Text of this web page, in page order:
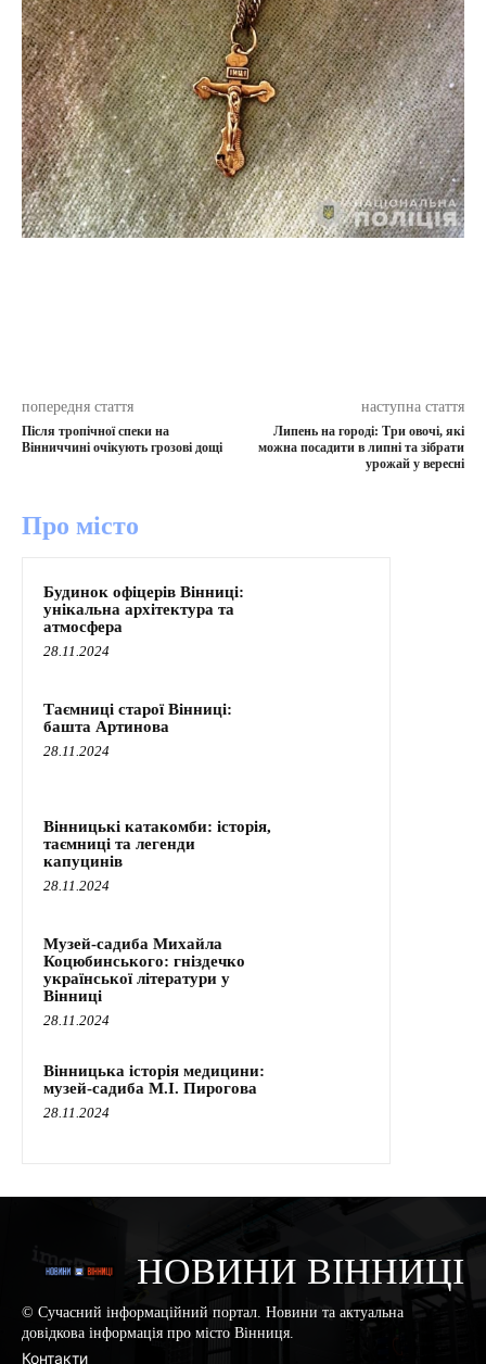
попередня стаття
Після тропічної спеки на
Вінниччині очікують грозові дощі
наступна стаття
Липень на городі: Три овочі, які
можна посадити в липні та зібрати
урожай у вересні
Про місто
Будинок офіцерів Вінниці:
унікальна архітектура та
атмосфера
28.11.2024
Таємниці старої Вінниці:
башта Артинова
28.11.2024
Вінницькі катакомби: історія,
таємниці та легенди
капуцинів
28.11.2024
Музей-садиба Михайла
Коцюбинського: гніздечко
української літератури у
Вінниці
28.11.2024
Вінницька історія медицини:
музей-садиба М.І. Пирогова
28.11.2024
НОВИНИ ВІННИЦІ
© Сучасний інформаційний портал. Новини та актуальна
довідкова інформація про місто Вінниця.
Контакти